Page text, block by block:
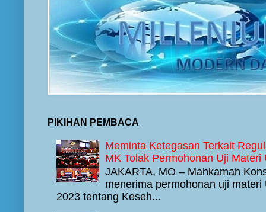
PIKIHAN PEMBACA
Meminta Ketegasan Terkait
MK Tolak Permohonan Uji Materi
JAKARTA, MO – Mahkamah
menerima permohonan uji
2023 tentang Keseh...